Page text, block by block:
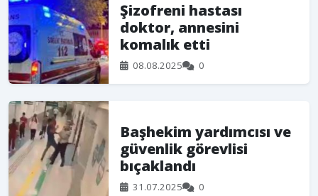
Şizofreni hastası
doktor, annesini
komalık etti
08.08.2025 0
Başhekim yardımcısı ve
güvenlik görevlisi
bıçaklandı
31.07.2025 0